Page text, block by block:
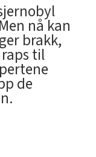
nå kan
brakk,
til
de